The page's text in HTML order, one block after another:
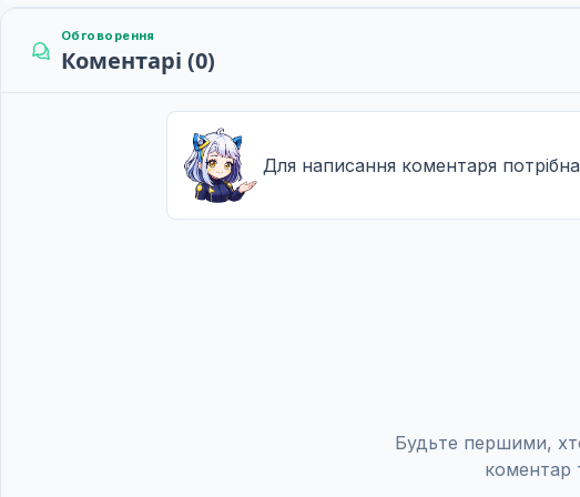
Обговорення
Коментарі (0)
Для написання коментаря потрібна
Будьте першими,
коментар